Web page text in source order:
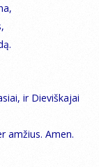
ir Dieviškajai
amžius. Amen.